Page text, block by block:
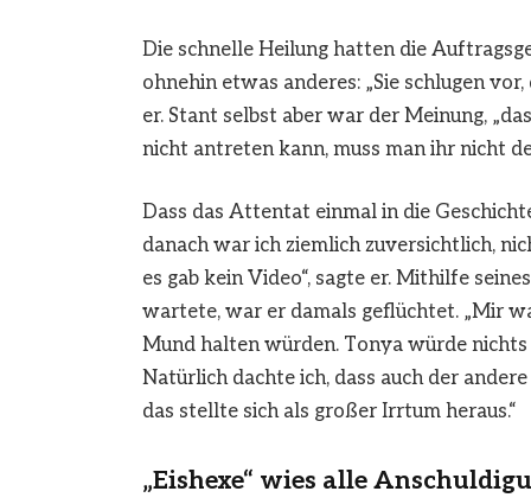
Die schnelle Heilung hatten die
ohnehin etwas anderes: „Sie schlugen
er. Stant selbst aber war der Meinung,
nicht antreten kann, muss man ihr nicht
Dass das Attentat einmal in die
danach war ich ziemlich zuversichtlich,
es gab kein Video“, sagte er. Mithilfe
wartete, war er damals geflüchtet. „Mir
Mund halten würden. Tonya würde
Natürlich dachte ich, dass auch der
das stellte sich als großer Irrtum heraus.“
„Eishexe“ wies alle